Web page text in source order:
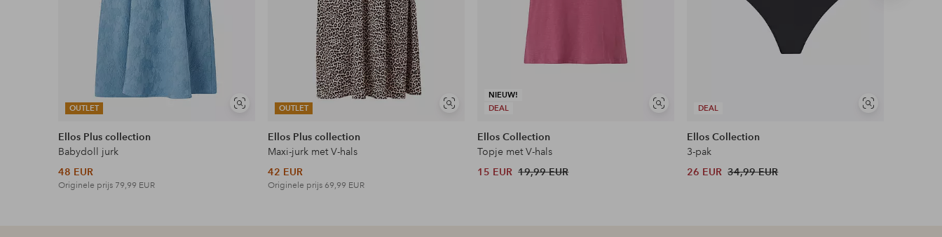
OUTLET
Soortgelijke
Ellos Plus collection
Babydoll jurk
48 EUR
Originele prijs 79,99 EUR
OUTLET
Soortgelijke
Ellos Plus collection
Maxi-jurk met V-hals
42 EUR
Originele prijs 69,99 EUR
NIEUW!
DEAL
Soortgelijke
Ellos Collection
Topje met V-hals
15 EUR 19,99 EUR
DEAL
Soortgelijke
Ellos Collection
3-pak
26 EUR 34,99 EUR